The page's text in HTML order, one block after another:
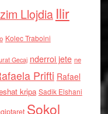
Llojdia Ilir
Kolec Traboini
Gecaj nderroi jete ne
Prifti Rafael
kripa Sadik Elshani
Sokol